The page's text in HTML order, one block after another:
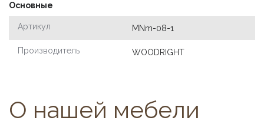
Основные
Артикул MNm-08-1
Производитель WOODRIGHT
О нашей мебели